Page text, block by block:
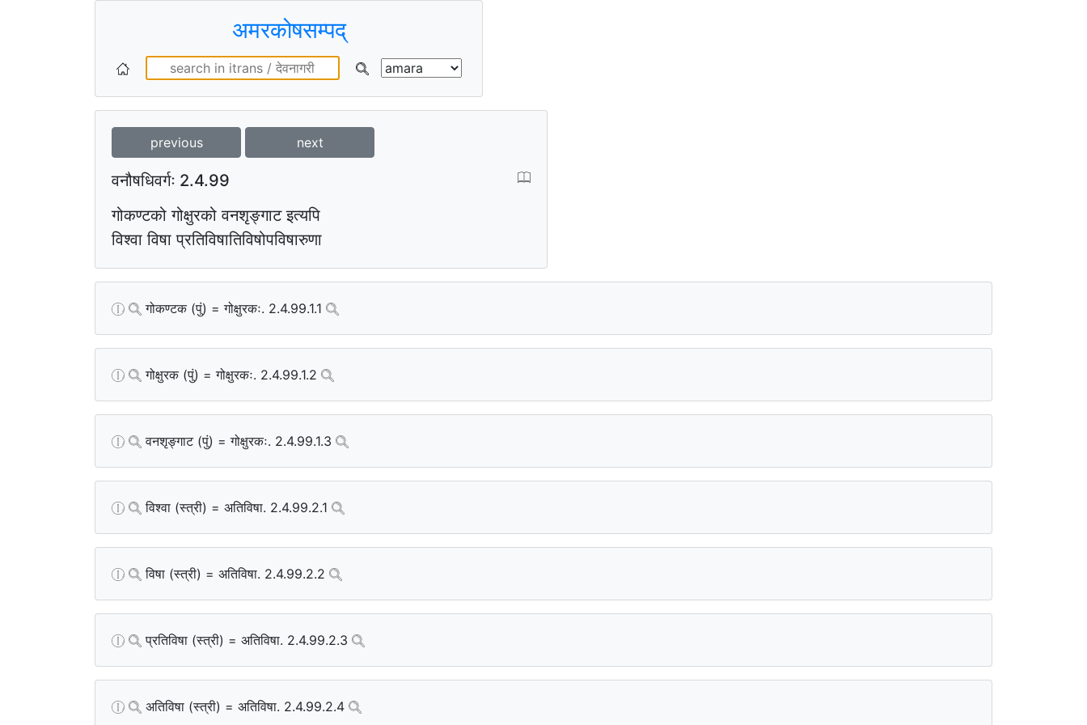
अमरकोषसम्पद्
previous next
वनौषधिवर्गः 2.4.99
गोकण्टको गोक्षुरको वनशृङ्गाट इत्यपि
विश्वा विषा प्रतिविषातिविषोपविषारुणा
गोकण्टक (पुं) = गोक्षुरकः. 2.4.99.1.1
गोक्षुरक (पुं) = गोक्षुरकः. 2.4.99.1.2
वनशृङ्गाट (पुं) = गोक्षुरकः. 2.4.99.1.3
विश्वा (स्त्री) = अतिविषा. 2.4.99.2.1
विषा (स्त्री) = अतिविषा. 2.4.99.2.2
प्रतिविषा (स्त्री) = अतिविषा. 2.4.99.2.3
अतिविषा (स्त्री) = अतिविषा. 2.4.99.2.4